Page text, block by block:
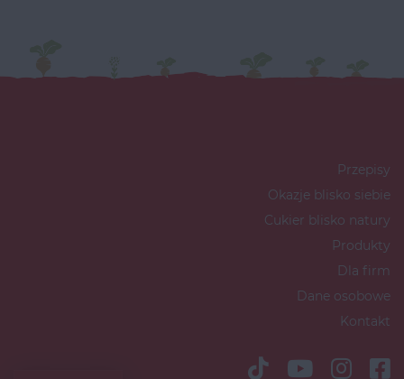
Przepisy
Okazje blisko siebie
Cukier blisko natury
Produkty
Dla firm
Dane osobowe
Kontakt